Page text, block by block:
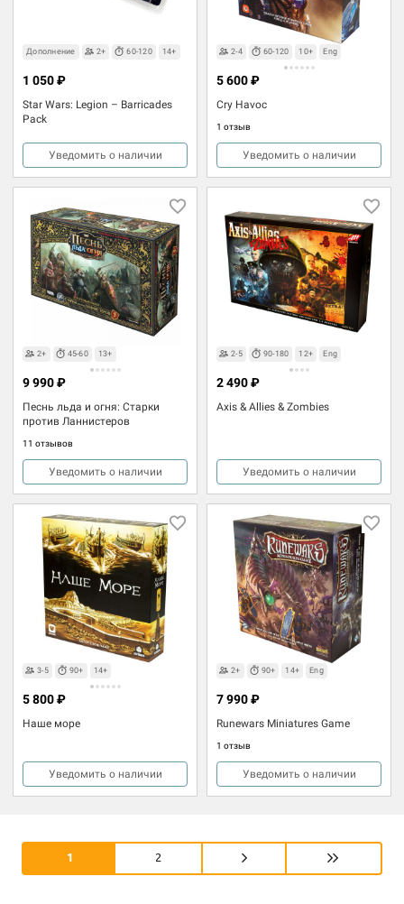
Дополнение 2+ 60-120 14+
Star Wars: Legion – Barricades
Pack
1 050 ₽
Уведомить о наличии
2-4 60-120 10+ Eng
Cry Havoc
1 отзыв
5 600 ₽
Уведомить о наличии
2+ 45-60 13+
Песнь льда и огня: Старки
против Ланнистеров
11 отзывов
9 990 ₽
Уведомить о наличии
2-5 90-180 12+ Eng
Axis & Allies & Zombies
2 490 ₽
Уведомить о наличии
3-5 90+ 14+
Наше море
5 800 ₽
Уведомить о наличии
2+ 90+ 14+ Eng
Runewars Miniatures Game
1 отзыв
7 990 ₽
Уведомить о наличии
1 2